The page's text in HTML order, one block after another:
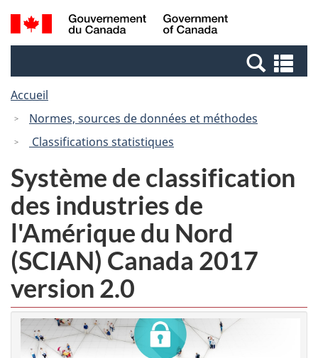
Passer
au
Passer
à
Canada
Recherche
et
et
Accueil
Normes, sources de données et méthodes
Classifications statistiques
Système de classification
des industries de
l'Amérique du Nord
(SCIAN) Canada 2017
version 2.0